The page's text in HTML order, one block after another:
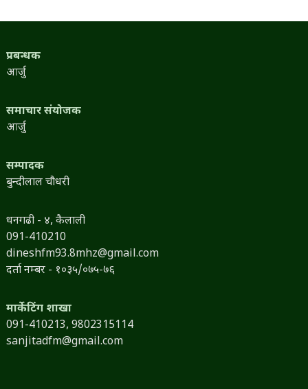
प्रबन्धक
आर्जु
समाचार संयोजक
आर्जु
सम्पादक
बुन्दीलाल चौधरी
धनगढी - ४, कैलाली
091-410210
dineshfm93.8mhz@gmail.com
दर्ता नम्बर - १०३५/०७५-७६
मार्केटिंग शाखा
091-410213, 9802315114
sanjitadfm@gmail.com